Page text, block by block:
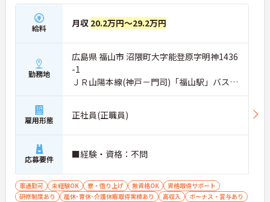
給料 月収 20.2万円～29.2万円
勤務地
広島県 福山市 沼隈町大字能登原字明神1436
-1
ＪＲ山陽本線(神戸－門司)「福山駅」バス・
車40分
雇用形態 正社員(正職員)
応募要件 ■経験・資格：不問
車通勤可 未経験OK 寮・借り上げ 無資格OK
資格取得サポート
研修制度あり
産休･育休･介護休暇取得実績あり 高収入
ボーナス・賞与あり